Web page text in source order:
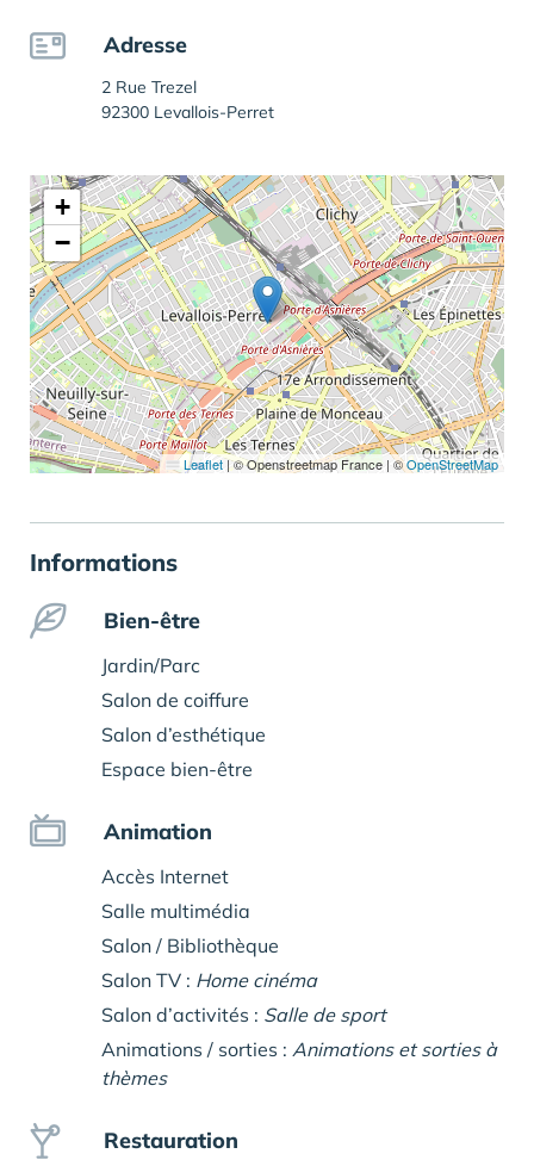
Adresse
2 Rue Trezel
92300 Levallois-Perret
+
−
Leaflet|© Openstreetmap France | ©OpenStreetMap
Informations
Bien-être
Jardin/Parc
Salon de coiffure
Salon d’esthétique
Espace bien-être
Animation
Accès Internet
Salle multimédia
Salon / Bibliothèque
Salon TV : Home cinéma
Salon d’activités : Salle de sport
Animations / sorties : Animations et sorties à
thèmes
Restauration